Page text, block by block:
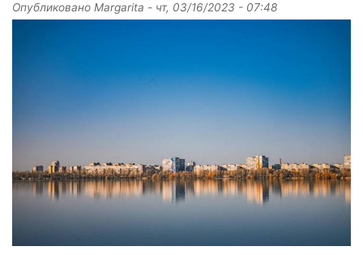
Опубликовано Margarita - чт, 03/16/2023 - 07:48